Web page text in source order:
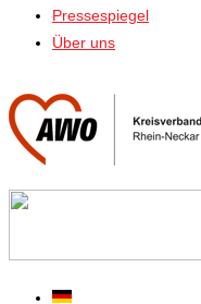
Pressespiegel
Über uns